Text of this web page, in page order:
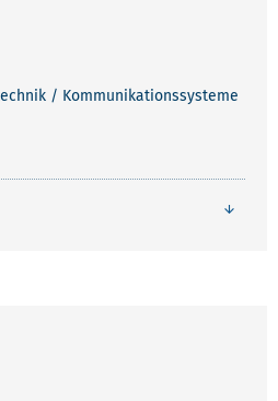
/ Kommunikationssysteme